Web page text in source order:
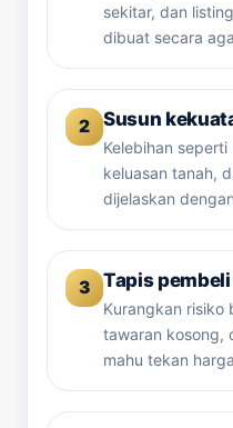
sekitar, dan
dibuat secara
2 Susun
Kelebihan
keluasan tanah,
dijelaskan
3 Tapis
Kurangkan risiko
tawaran kosong,
mahu tekan